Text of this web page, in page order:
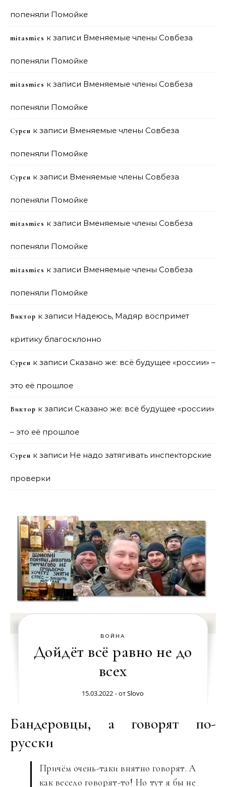
попеняли Помойке
mitasmies к записи Вменяемые члены Совбеза
попеняли Помойке
mitasmies к записи Вменяемые члены Совбеза
попеняли Помойке
Сурен к записи Вменяемые члены Совбеза
попеняли Помойке
Сурен к записи Вменяемые члены Совбеза
попеняли Помойке
mitasmies к записи Вменяемые члены Совбеза
попеняли Помойке
mitasmies к записи Вменяемые члены Совбеза
попеняли Помойке
Виктор к записи Надеюсь, Мадяр воспримет
критику благосклонно
Сурен к записи Сказано же: всё будущее «россии» –
это её прошлое
Виктор к записи Сказано же: всё будущее «россии»
– это её прошлое
Сурен к записи Не надо затягивать инспекторские
проверки
ВОЙНА
Дойдёт всё равно не до
всех
15.03.2022 - отSlovo
Бандеровцы, а говорят по-
русски
Причём очень-таки внятно говорят. А
как весело говорят-то! Но тут я бы не